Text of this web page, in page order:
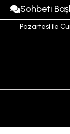
Sohbeti
Pazartesi ile